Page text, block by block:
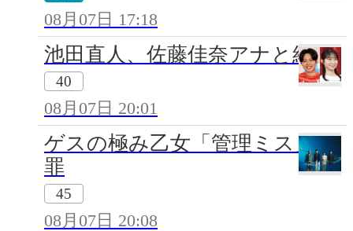
08月07日 17:18
池田直人、佐藤佳奈アナと結婚
40
08月07日 20:01
ゲスの極み乙女「管理ミス」謝
罪
45
08月07日 20:08